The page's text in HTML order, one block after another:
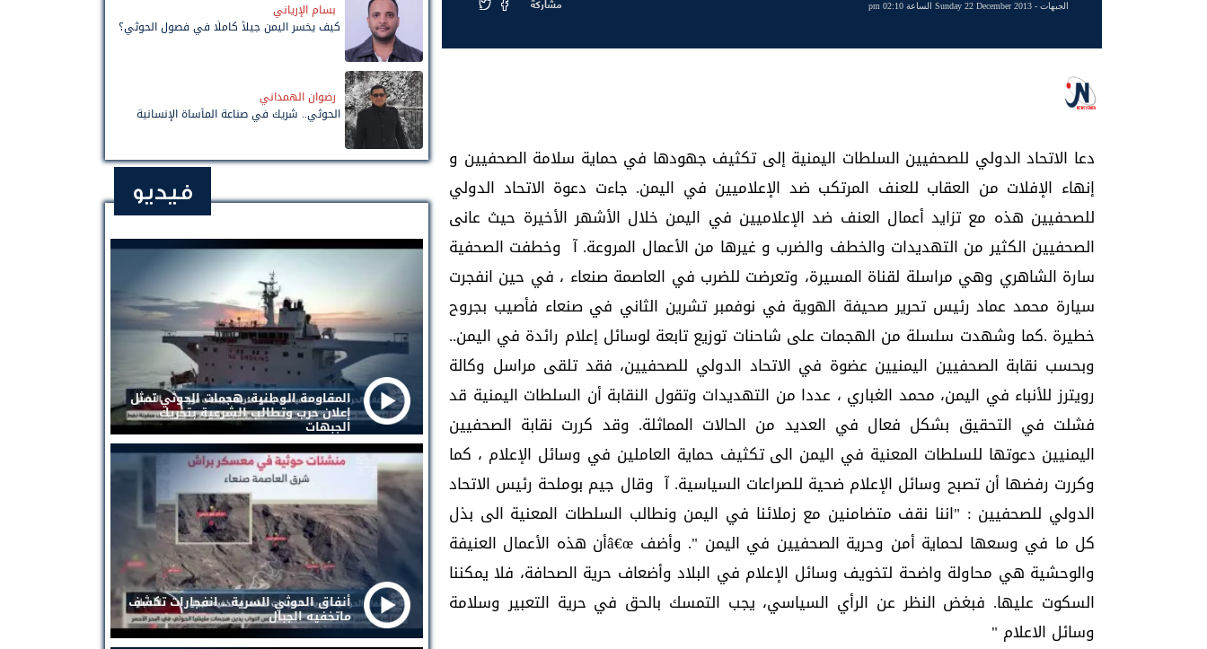
الجبهات- Sunday 22 December 2013 الساعة 02:10 pm
دعا الاتحاد الدولي للصحفيين السلطات اليمنية إلى تكثيف جهودها في حماية سلامة الصحفيين و
إنهاء الإفلات من العقاب للعنف المرتكب ضد الإعلاميين في اليمن. جاءت دعوة الاتحاد الدولي
للصحفيين هذه مع تزايد أعمال العنف ضد الإعلاميين في اليمن خلال الأشهر الأخيرة حيث عانى
الصحفيين الكثير من التهديدات والخطف والضرب و غيرها من الأعمال المروعة. آ وخطفت الصحفية
سارة الشاهري وهي مراسلة لقناة المسيرة، وتعرضت للضرب في العاصمة صنعاء ، في حين انفجرت
سيارة محمد عماد رئيس تحرير صحيفة الهوية في نوفمبر تشرين الثاني في صنعاء فأصيب بجروح
خطيرة .كما وشهدت سلسلة من الهجمات على شاحنات توزيع تابعة لوسائل إعلام رائدة في اليمن..
وبحسب نقابة الصحفيين اليمنيين عضوة في الاتحاد الدولي للصحفيين، فقد تلقى مراسل وكالة
رويترز للأنباء في اليمن، محمد الغباري ، عددا من التهديدات وتقول النقابة أن السلطات اليمنية قد
فشلت في التحقيق بشكل فعال في العديد من الحالات المماثلة. وقد كررت نقابة الصحفيين
اليمنيين دعوتها للسلطات المعنية في اليمن الى تكثيف حماية العاملين في وسائل الإعلام ، كما
وكررت رفضها أن تصبح وسائل الإعلام ضحية للصراعات السياسية. آ وقال جيم بوملحة رئيس الاتحاد
الدولي للصحفيين : "اننا نقف متضامنين مع زملائنا في اليمن ونطالب السلطات المعنية الى بذل
كل ما في وسعها لحماية أمن وحرية الصحفيين في اليمن ". وأضف â€œأن هذه الأعمال العنيفة
والوحشية هي محاولة واضحة لتخويف وسائل الإعلام في البلاد وأضعاف حرية الصحافة، فلا يمكننا
السكوت عليها. فبغض النظر عن الرأي السياسي، يجب التمسك بالحق في حرية التعبير وسلامة
وسائل الاعلام "
بسام الإرياني
كيف يخسر اليمن جيلاً كاملًا في فصول الحوثي؟
رضوان الهمداني
الحوثي.. شريك في صناعة المأساة الإنسانية
فيديو
المقاومة الوطنية: هجمات الحوثي تمثل
إعلان حرب وتطالب الشرعية بتحريك
الجبهات
أنفاق الحوثي السرية .. انفجارات تكشف
ماتخفيه الجبال